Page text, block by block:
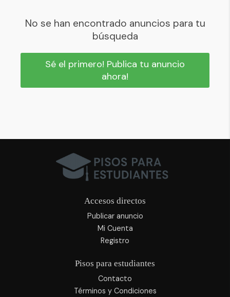
No se han encontrado anuncios para tu
búsqueda
Sé el primero! Publica tu anuncio
ahora!
Accesos directos
Publicar anuncio
Mi Cuenta
Registro
Pisos para estudiantes
Contacto
Términos y Condiciones